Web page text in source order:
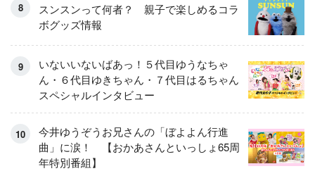
スンスンって何者？ 親子で楽しめるコラ
ボグッズ情報
いないいないばあっ！５代目ゆうなちゃ
ん・６代目ゆきちゃん・７代目はるちゃん
スペシャルインタビュー
今井ゆうぞうお兄さんの「ぼよよん行進
曲」に涙！ 【おかあさんといっしょ65周
年特別番組】